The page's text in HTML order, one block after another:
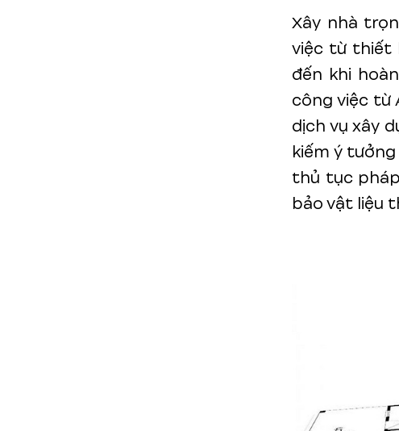
Xây nhà
việc từ thiết
đến khi
công việc từ
dịch vụ xây
kiếm ý
thủ tục
bảo vật liệu